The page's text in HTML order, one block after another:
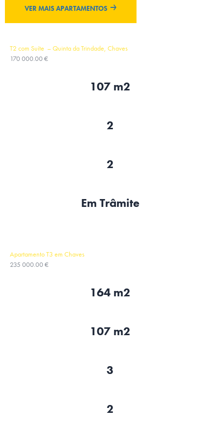
VER MAIS APARTAMENTOS
T2 com Suíte – Quinta da Trindade, Chaves
170 000.00 €
107 m2
2
2
Em Trâmite
Apartamento T3 em Chaves
235 000.00 €
164 m2
107 m2
3
2